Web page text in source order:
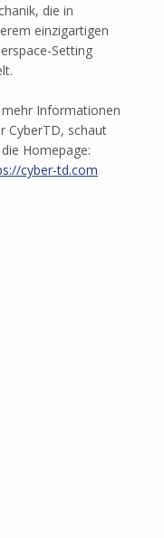
die in
einzigartigen
Setting
mehr Informationen
CyberTD, schaut
Homepage:
cyber-td.com